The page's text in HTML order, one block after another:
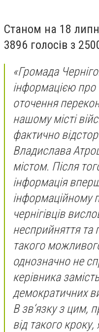
Станом на 18
3896 голосів з
«Громада
інформацією
оточення
нашому місті
фактично
Владислава
містом. Після
інформація
інформаційному
чернігівців
несприйняття та
такого
однозначно не
керівника
демократичних
В зв‘язку з цим,
від такого